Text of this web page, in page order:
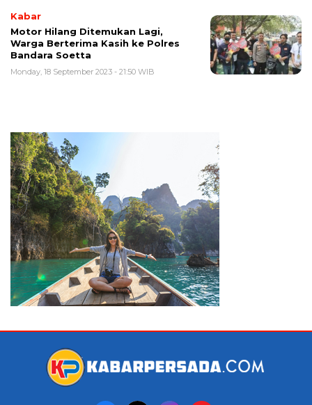
Kabar
Motor Hilang Ditemukan Lagi,
Warga Berterima Kasih ke Polres
Bandara Soetta
Monday, 18 September 2023 - 21:50 WIB